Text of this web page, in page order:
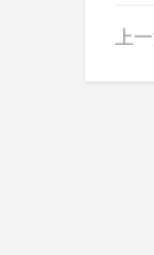
上